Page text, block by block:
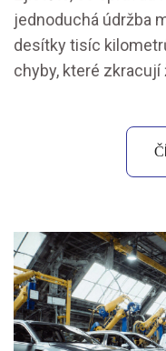
jednoduchá údržba
desítky tisíc
chyby, které